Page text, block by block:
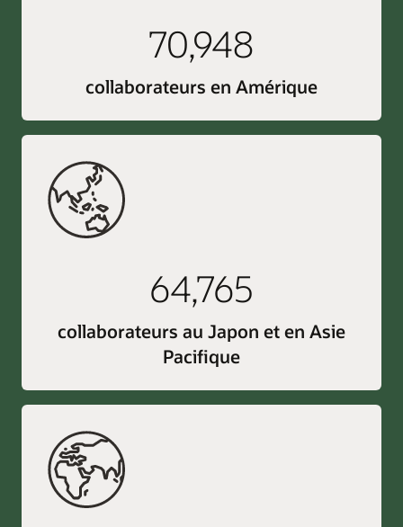
70,948
collaborateurs en Amérique
64,765
collaborateurs au Japon et en Asie
Pacifique